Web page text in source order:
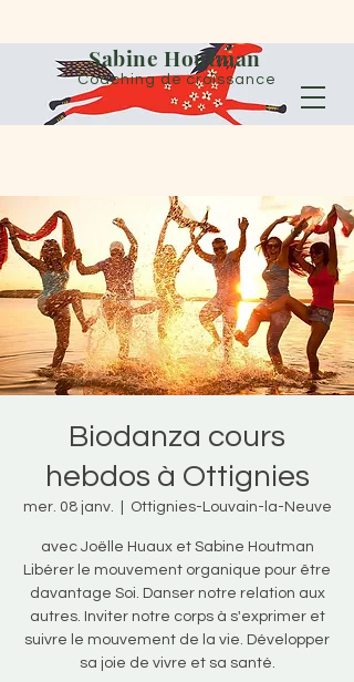
Sabine Houtman
Coaching de croissance
Biodanza cours
hebdos à Ottignies
mer. 08 janv. Ottignies-Louvain-la-Neuve
avec Joëlle Huaux et Sabine Houtman
Libérer le mouvement organique pour être
davantage Soi. Danser notre relation aux
autres. Inviter notre corps à s'exprimer et
suivre le mouvement de la vie. Développer
sa joie de vivre et sa santé.